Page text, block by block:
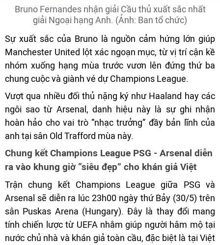
Bruno Fernandes nhận giải Cầu thủ xuất sắc nhất
giải Ngoại hạng Anh. (Ảnh: Ban tổ chức)
Sự xuất sắc của Bruno là nguồn cảm hứng lớn giúp
Manchester United lột xác ngoạn mục, từ vị trí cận kề
nhóm xuống hạng mùa trước vươn lên đứng thứ ba
chung cuộc và giành vé dự Champions League.
Vượt qua nhiều đối thủ nặng ký như Haaland hay các
ngôi sao từ Arsenal, danh hiệu này là sự ghi nhận
hoàn hảo cho vai trò “nhạc trưởng” đầy bản lĩnh của
anh tại sân Old Trafford mùa này.
Chung kết Champions League PSG - Arsenal diễn
ra vào khung giờ “siêu đẹp” cho khán giả Việt
Trận chung kết Champions League giữa PSG và
Arsenal sẽ diễn ra lúc 23h00 ngày thứ Bảy (30/5) trên
sân Puskas Arena (Hungary). Đây là thay đổi mang
tính chiến lược từ UEFA nhằm giúp người hâm mộ tại
nước chủ nhà và khán giả toàn cầu, đặc biệt là tại Việt